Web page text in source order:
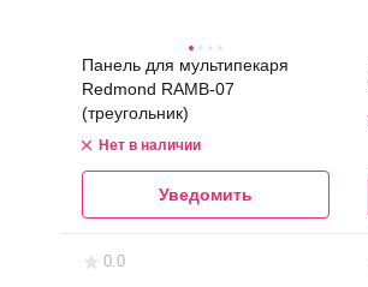
Панель для мультипекаря
Redmond RAMB-07
(треугольник)
Нет в наличии
Уведомить
0.0